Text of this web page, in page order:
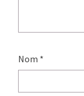
Nom *